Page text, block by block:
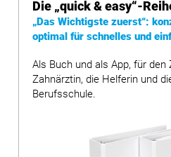
Die „quick & easy“-
„Das Wichtigste zuerst“:
optimal für schnelles und
Als Buch und als App, für den
Zahnärztin, die Helferin und
Berufsschule.